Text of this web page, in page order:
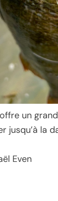
un
jusqu’à la
Even